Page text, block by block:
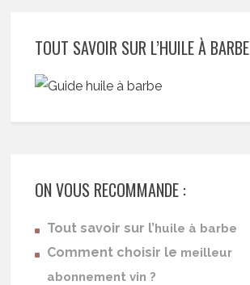
TOUT SAVOIR SUR L’HUILE À BARBE
ON VOUS RECOMMANDE :
Tout savoir sur l’huile à barbe
Comment choisir le meilleur
abonnement vin ?